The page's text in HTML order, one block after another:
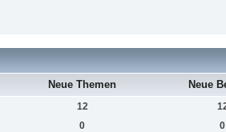
Neue Themen Neue
12
0 0